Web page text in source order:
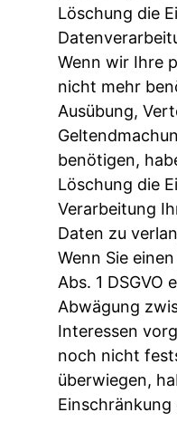
Löschung die
Wenn wir Ihre
nicht mehr
Ausübung,
benötigen,
Löschung die
Verarbeitung
Daten zu
Wenn Sie
Abs. 1 DSGVO
Abwägung
Interessen
noch nicht
überwiegen,